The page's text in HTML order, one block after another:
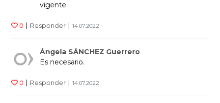
vigente
0 Responder 14.07.2022
Ángela SÁNCHEZ Guerrero
Es necesario.
0 Responder 14.07.2022